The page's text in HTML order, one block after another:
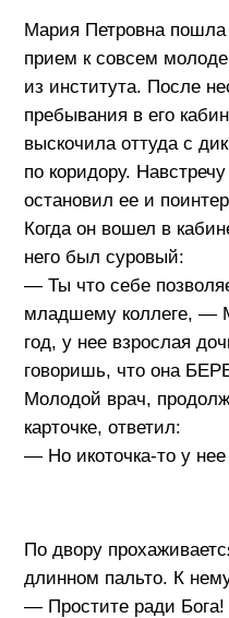
Мария Петровна пошла
прием к совсем
из института. После
пребывания в его
выскочила оттуда с
по коридору.
остановил ее и
Когда он вошел в
него был суровый:
— Ты что себе
младшему коллеге, —
год, у нее взрослая
говоришь, что она
Молодой врач,
карточке, ответил:
— Но икоточка-то у
По двору
длинном пальто. К
— Простите ради Бога!